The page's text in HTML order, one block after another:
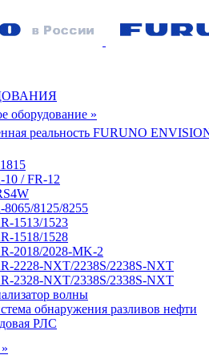
оборудование »
реальность FURUNO
10 / FR-12
8065/8125/8255
1513/1523
1518/1528
2018/2028-MK-2
2228-NXT/2238S/2238S-NXT
2328-NXT/2338S/2338S-NXT
волны
обнаружения разливов нефти
РЛС